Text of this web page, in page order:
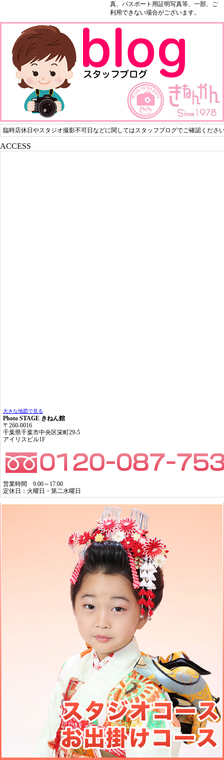
真、パスポート用証明写真等、一部、ご
利用できない場合がございます。
臨時店休日やスタジオ撮影不可日などに関してはスタッフブログでご確認くださ
ACCESS
大きな地図で見る
Photo STAGE きねん館
〒260-0016
千葉県千葉市中央区栄町29-5
アイリスビル1F
営業時間 9:00～17:00
定休日：火曜日・第二水曜日